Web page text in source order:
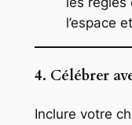
l’espace
4. Célébrer
Inclure votre